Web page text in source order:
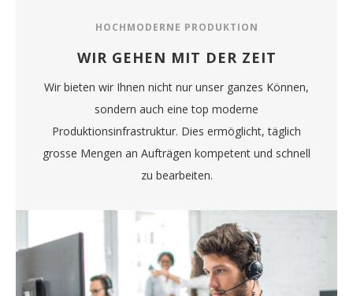
HOCHMODERNE PRODUKTION
WIR GEHEN MIT DER ZEIT
Wir bieten wir Ihnen nicht nur unser ganzes Können,
sondern auch eine top moderne
Produktionsinfrastruktur. Dies ermöglicht, täglich
grosse Mengen an Aufträgen kompetent und schnell
zu bearbeiten.